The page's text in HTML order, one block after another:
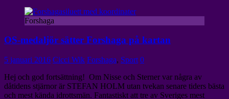
Forshaga
OS-medaljör sätter Forshaga på kartan
5 januari 2016 Cicci Wik Forshaga, Sport 0
Hej och god fortsättning! Om Nisse och Sterner var några av
dåtidens stjärnor är STEFAN HOLM utan tvekan senare tiders bästa
och mest kända idrottsmän. Fantastiskt att tre av Sveriges mest